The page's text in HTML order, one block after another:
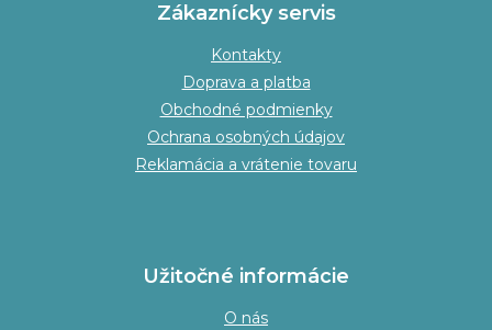
Zákaznícky servis
Kontakty
Doprava a platba
Obchodné podmienky
Ochrana osobných údajov
Reklamácia a vrátenie tovaru
Užitočné informácie
O nás